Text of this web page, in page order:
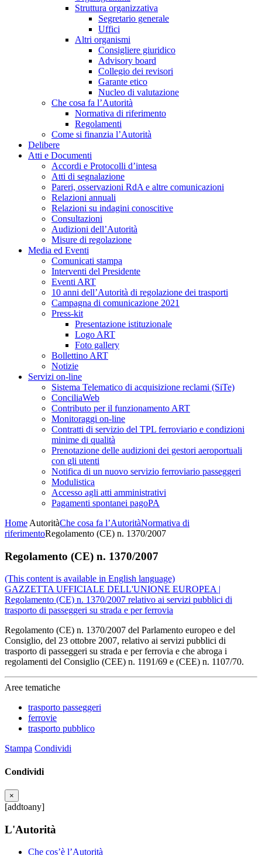
Struttura organizzativa
Segretario generale
Uffici
Altri organismi
Consigliere giuridico
Advisory board
Collegio dei revisori
Garante etico
Nucleo di valutazione
Che cosa fa l’Autorità
Normativa di riferimento
Regolamenti
Come si finanzia l’Autorità
Delibere
Atti e Documenti
Accordi e Protocolli d’intesa
Atti di segnalazione
Pareri, osservazioni RdA e altre comunicazioni
Relazioni annuali
Relazioni su indagini conoscitive
Consultazioni
Audizioni dell’Autorità
Misure di regolazione
Media ed Eventi
Comunicati stampa
Interventi del Presidente
Eventi ART
10 anni dell’Autorità di regolazione dei trasporti
Campagna di comunicazione 2021
Press-kit
Presentazione istituzionale
Logo ART
Foto gallery
Bollettino ART
Notizie
Servizi on-line
Sistema Telematico di acquisizione reclami (SiTe)
ConciliaWeb
Contributo per il funzionamento ART
Monitoraggi on-line
Contratti di servizio del TPL ferroviario e condizioni
minime di qualità
Prenotazione delle audizioni dei gestori aeroportuali
con gli utenti
Notifica di un nuovo servizio ferroviario passeggeri
Modulistica
Accesso agli atti amministrativi
Pagamenti spontanei pagoPA
Home AutoritàChe cosa fa l’AutoritàNormativa di
riferimentoRegolamento (CE) n. 1370/2007
Regolamento (CE) n. 1370/2007
(This content is available in English language)
GAZZETTA UFFICIALE DELL'UNIONE EUROPEA |
Regolamento (CE) n. 1370/2007 relativo ai servizi pubblici di
trasporto di passeggeri su strada e per ferrovia
Regolamento (CE) n. 1370/2007 del Parlamento europeo e del
Consiglio, del 23 ottobre 2007, relativo ai servizi pubblici di
trasporto di passeggeri su strada e per ferrovia e che abroga i
regolamenti del Consiglio (CEE) n. 1191/69 e (CEE) n. 1107/70.
Aree tematiche
trasporto passeggeri
ferrovie
trasporto pubblico
Stampa Condividi
Condividi
×
[addtoany]
L'Autorità
Che cos’è l’Autorità